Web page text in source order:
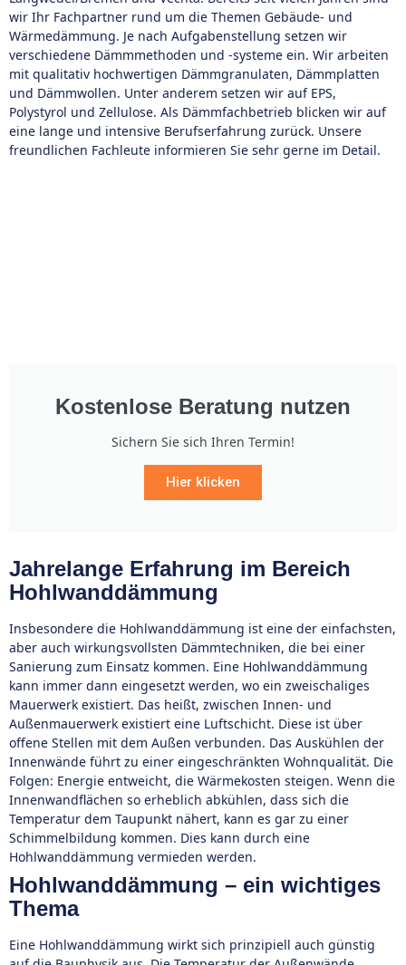
wir Ihr Fachpartner rund um die Themen Gebäude- und
Wärmedämmung. Je nach Aufgabenstellung setzen wir
verschiedene Dämmmethoden und -systeme ein. Wir arbeiten
mit qualitativ hochwertigen Dämmgranulaten, Dämmplatten
und Dämmwollen. Unter anderem setzen wir auf EPS,
Polystyrol und Zellulose. Als Dämmfachbetrieb blicken wir auf
eine lange und intensive Berufserfahrung zurück. Unsere
freundlichen Fachleute informieren Sie sehr gerne im Detail.
Kostenlose Beratung nutzen
Sichern Sie sich Ihren Termin!
Hier klicken
Jahrelange Erfahrung im Bereich
Hohlwanddämmung
Insbesondere die Hohlwanddämmung ist eine der einfachsten,
aber auch wirkungsvollsten Dämmtechniken, die bei einer
Sanierung zum Einsatz kommen. Eine Hohlwanddämmung
kann immer dann eingesetzt werden, wo ein zweischaliges
Mauerwerk existiert. Das heißt, zwischen Innen- und
Außenmauerwerk existiert eine Luftschicht. Diese ist über
offene Stellen mit dem Außen verbunden. Das Auskühlen der
Innenwände führt zu einer eingeschränkten Wohnqualität. Die
Folgen: Energie entweicht, die Wärmekosten steigen. Wenn die
Innenwandflächen so erheblich abkühlen, dass sich die
Temperatur dem Taupunkt nähert, kann es gar zu einer
Schimmelbildung kommen. Dies kann durch eine
Hohlwanddämmung vermieden werden.
Hohlwanddämmung – ein wichtiges
Thema
Eine Hohlwanddämmung wirkt sich prinzipiell auch günstig